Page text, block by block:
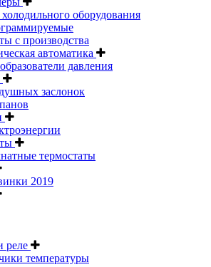
холодильного оборудования
с производства
автоматика
давления
заслонок
термостаты
2019
реле
температуры